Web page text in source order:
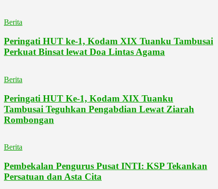
Berita
Peringati HUT ke-1, Kodam XIX Tuanku Tambusai
Perkuat Binsat lewat Doa Lintas Agama
Berita
Peringati HUT Ke-1, Kodam XIX Tuanku
Tambusai Teguhkan Pengabdian Lewat Ziarah
Rombongan
Berita
Pembekalan Pengurus Pusat INTI: KSP Tekankan
Persatuan dan Asta Cita